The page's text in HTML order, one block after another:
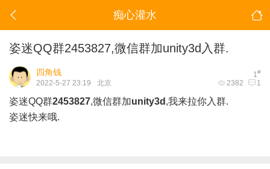
痴心灌水
姿迷QQ群2453827,微信群加unity3d入群.
1#
四角钱
2382 1
2022-5-27 23:19 北京
姿迷QQ群2453827,微信群加unity3d ,我来拉你入群.
姿迷快来哦.